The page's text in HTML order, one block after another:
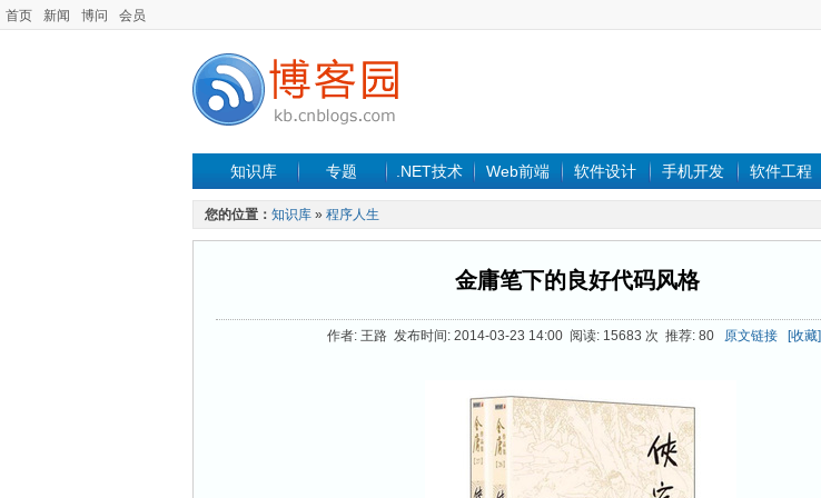
首页 新闻 博问 会员
知识库 专题 .NET技术 Web前端 软件设计 手机开发 软件工程
您的位置： 知识库 » 程序人生
金庸笔下的良好代码风格
作者: 王路 发布时间: 2014-03-23 14:00 阅读: 15683 次 推荐: 80 原文链接 [收藏]